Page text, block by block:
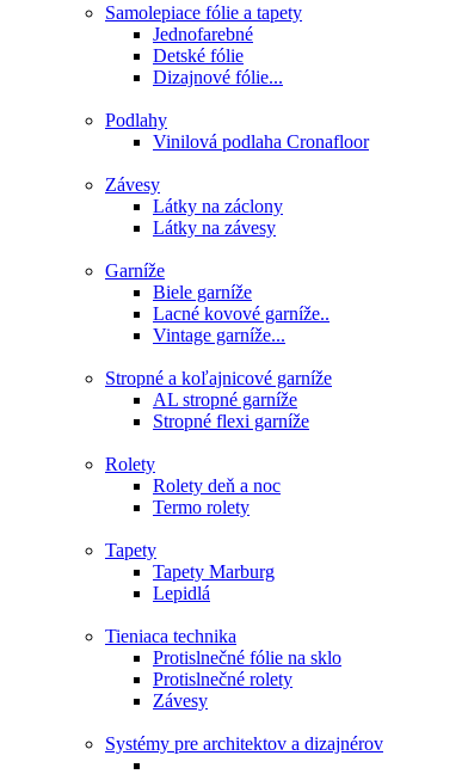
Samolepiace fólie a tapety
Jednofarebné
Detské fólie
Dizajnové fólie...
Podlahy
Vinilová podlaha Cronafloor
Závesy
Látky na záclony
Látky na závesy
Garníže
Biele garníže
Lacné kovové garníže..
Vintage garníže...
Stropné a koľajnicové garníže
AL stropné garníže
Stropné flexi garníže
Rolety
Rolety deň a noc
Termo rolety
Tapety
Tapety Marburg
Lepidlá
Tieniaca technika
Protislnečné fólie na sklo
Protislnečné rolety
Závesy
Systémy pre architektov a dizajnérov